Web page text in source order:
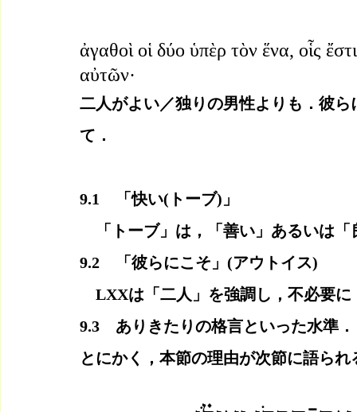
ἀγαθοὶ οἱ δύο ὑπὲρ τὸν ἕνα, οἷς
αὐτῶν·
二人がよい／独りの男性よりも．彼
て．
9.1　「快い(トーブ)」
「トーブ」は，「善い」あるいは「
9.2　「彼らにこそ」(アウトイス)
LXXは「二人」を強調し，不必要に
9.3　ありきたりの格言といった水準
とにかく，本節の理由が次節に語られ